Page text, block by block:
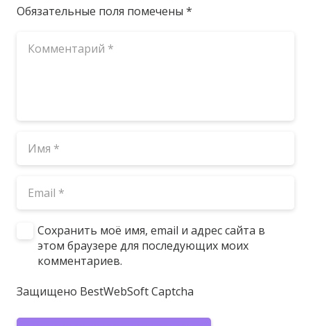
Обязательные поля помечены *
Сохранить моё имя, email и адрес сайта в
этом браузере для последующих моих
комментариев.
Защищено BestWebSoft Captcha